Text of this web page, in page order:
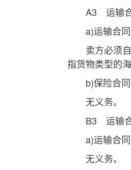
A3 运输合
a)运输合同
卖方必须自
指货物类型的
b)保险合同
无义务。
B3 运输合
a)运输合同
无义务。